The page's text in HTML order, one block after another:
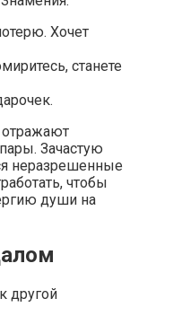
Хочет
станете
Зачастую
неразрешенные
чтобы
души на